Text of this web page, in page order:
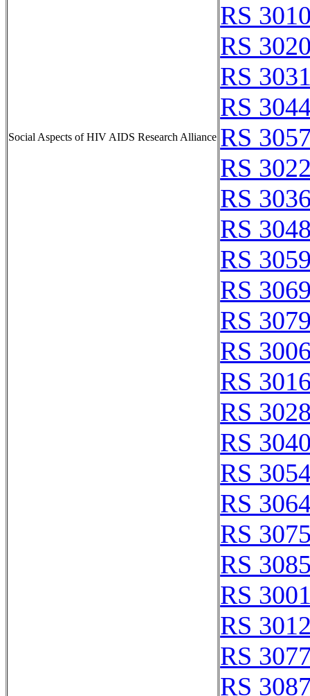
Social Aspects of HIV AIDS Research Alliance
RS
RS
RS
RS
RS
RS
RS
RS
RS
RS
RS
RS
RS
RS
RS
RS
RS
RS
RS
RS
RS
RS
RS